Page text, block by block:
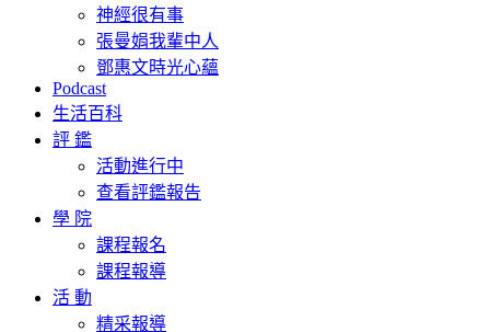
神經很有事
張曼娟我輩中人
鄧惠文時光心蘊
Podcast
生活百科
評 鑑
活動進行中
查看評鑑報告
學 院
課程報名
課程報導
活 動
精采報導